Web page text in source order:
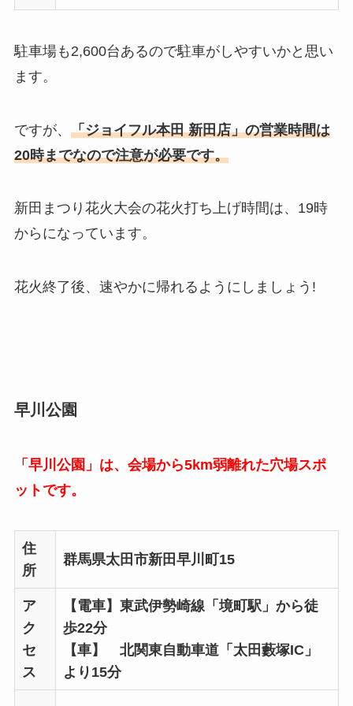
駐車場も2,600台あるので駐車がしやすいかと思い
ます。
ですが、 「ジョイフル本田 新田店」の営業時間は
20時までなので注意が必要です。
新田まつり花火大会の花火打ち上げ時間は、19時
からになっています。
花火終了後、速やかに帰れるようにしましょう!
早川公園
「早川公園」は、会場から5km弱離れた穴場スポ
ットです。
住
所
群馬県太田市新田早川町15
ア
ク
セ
ス
【電車】東武伊勢崎線「境町駅」から徒
歩22分
【車】 北関東自動車道「太田藪塚IC」
より15分